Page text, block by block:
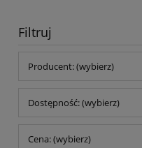
Filtruj
Producent: (wybierz)
Dostępność: (wybierz)
Cena: (wybierz)